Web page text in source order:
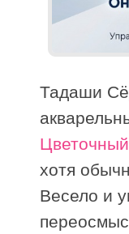
Тадаши
хотя
Весело и